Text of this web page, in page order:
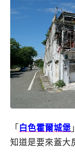
「白色霍爾城堡
知道是要來蓋大